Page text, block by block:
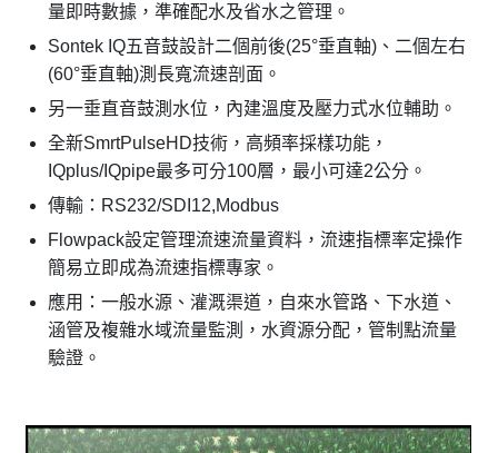
量即時數據，準確配水及省水之管理。
Sontek IQ五音鼓設計二個前後(25°垂直軸)、二個左右
(60°垂直軸)測長寬流速剖面。
另一垂直音鼓測水位，內建溫度及壓力式水位輔助。
全新SmrtPulseHD技術，高頻率採樣功能，
IQplus/IQpipe最多可分100層，最小可達2公分。
傳輸：RS232/SDI12,Modbus
Flowpack設定管理流速流量資料，流速指標率定操作
簡易立即成為流速指標專家。
應用：一般水源、灌溉渠道，自來水管路、下水道、
涵管及複雜水域流量監測，水資源分配，管制點流量
驗證。